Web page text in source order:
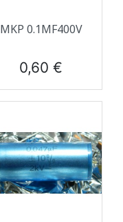
MKP 0.1ΜF400V
Prix
0,60 €